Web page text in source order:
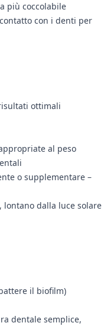
più coccolabile
con i denti per
ottimali
al peso
o supplementare –
lontano dalla luce solare
il biofilm)
dentale semplice,